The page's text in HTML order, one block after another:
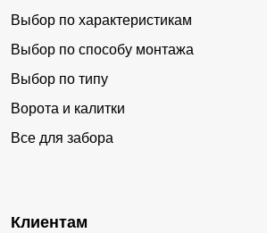
Выбор по характеристикам
Выбор по способу монтажа
Выбор по типу
Ворота и калитки
Все для забора
Клиентам